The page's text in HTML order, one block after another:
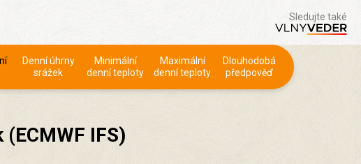
Sledujte také
Denní úhrny
srážek
Minimální
denní teploty
Maximální
denní teploty
Dlouhodobá
předpověď
IFS)